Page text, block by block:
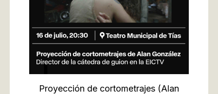
Proyección de cortometrajes (Alan